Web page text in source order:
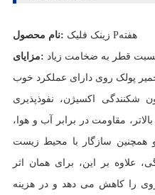
نام محصول: زینک فلیک Pهفته
مزایای:
پولک روی دارای عملکرد خوب
شکنندگی اکسیژن، نفوذپذیری
مقاومت در برابر آب و هوا،
و همچنین سازگار با محیط زیست
علاوه بر این، برای همان اثر
را کاهش می دهد و در هزینه